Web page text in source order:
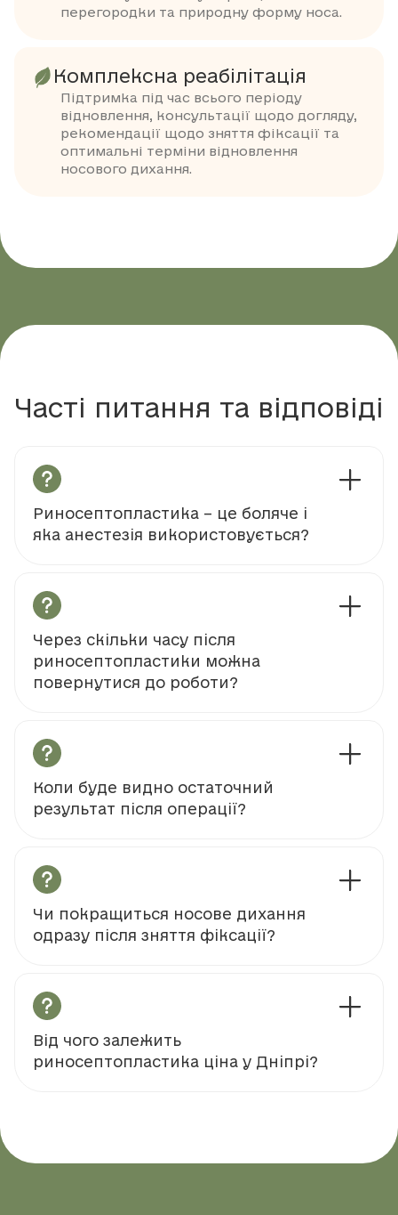
перегородки та природну форму носа.
Комплексна реабілітація
Підтримка під час всього періоду
відновлення, консультації щодо догляду,
рекомендації щодо зняття фіксації та
оптимальні терміни відновлення
носового дихання.
Часті питання та відповіді
Риносептопластика – це боляче і
яка анестезія використовується?
Через скільки часу після
риносептопластики можна
повернутися до роботи?
Коли буде видно остаточний
результат після операції?
Чи покращиться носове дихання
одразу після зняття фіксації?
Від чого залежить
риносептопластика ціна у Дніпрі?